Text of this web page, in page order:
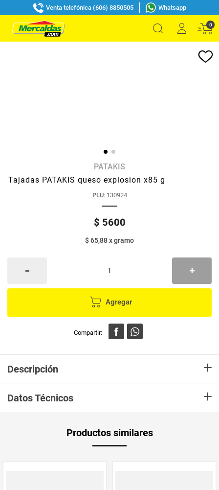
Venta telefónica (606) 8850505 Whatsapp
0
PATAKIS
Tajadas PATAKIS queso explosion x85 g
PLU: 130924
$ 5600
$ 65,88xgramo
Agregar
Descripción +
Datos Técnicos +
Productos similares